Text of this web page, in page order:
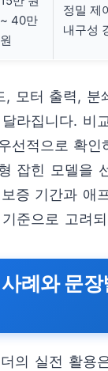
~ 40만
원
정밀 제
내구성
, 모터 출력, 분
라집니다. 비
선적으로 확인
잡힌 모델을
증 기간과 애
준으로 고려
례와 문장
의 실전 활용